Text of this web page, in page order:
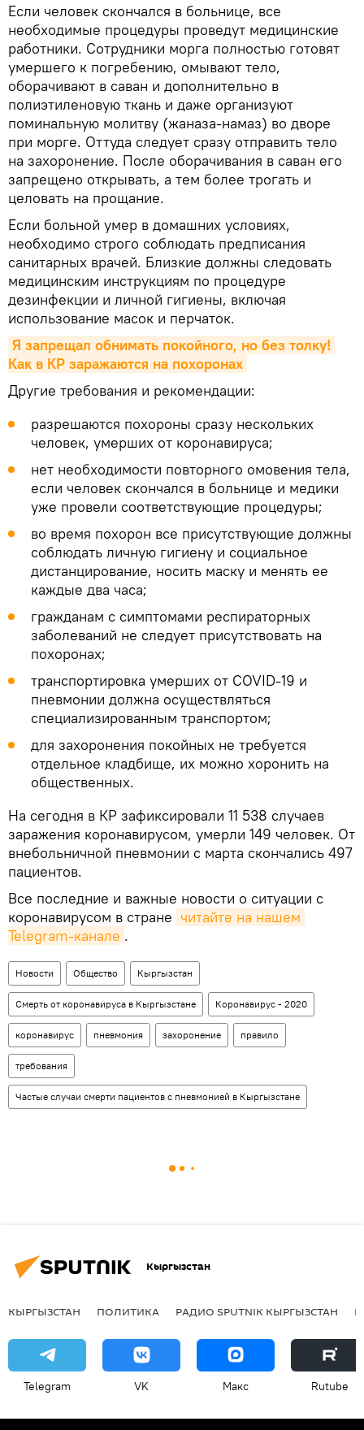
Если человек скончался в больнице, все
необходимые процедуры проведут медицинские
работники. Сотрудники морга полностью готовят
умершего к погребению, омывают тело,
оборачивают в саван и дополнительно в
полиэтиленовую ткань и даже организуют
поминальную молитву (жаназа-намаз) во дворе
при морге. Оттуда следует сразу отправить тело
на захоронение. После оборачивания в саван его
запрещено открывать, а тем более трогать и
целовать на прощание.
Если больной умер в домашних условиях,
необходимо строго соблюдать предписания
санитарных врачей. Близкие должны следовать
медицинским инструкциям по процедуре
дезинфекции и личной гигиены, включая
использование масок и перчаток.
Я запрещал обнимать покойного, но без толку!
Как в КР заражаются на похоронах
Другие требования и рекомендации:
разрешаются похороны сразу нескольких
человек, умерших от коронавируса;
нет необходимости повторного омовения тела,
если человек скончался в больнице и медики
уже провели соответствующие процедуры;
во время похорон все присутствующие должны
соблюдать личную гигиену и социальное
дистанцирование, носить маску и менять ее
каждые два часа;
гражданам с симптомами респираторных
заболеваний не следует присутствовать на
похоронах;
транспортировка умерших от COVID-19 и
пневмонии должна осуществляться
специализированным транспортом;
для захоронения покойных не требуется
отдельное кладбище, их можно хоронить на
общественных.
На сегодня в КР зафиксировали 11 538 случаев
заражения коронавирусом, умерли 149 человек. От
внебольничной пневмонии с марта скончались 497
пациентов.
Все последние и важные новости о ситуации с
коронавирусом в стране читайте на нашем
Telegram-канале .
Новости Общество Кыргызстан
Смерть от коронавируса в Кыргызстане Коронавирус - 2020
коронавирус пневмония захоронение правило
требования
Частые случаи смерти пациентов с пневмонией в Кыргызстане
Кыргызстан
КЫРГЫЗСТАН ПОЛИТИКА РАДИО SPUTNIK КЫРГЫЗСТАН
Telegram VK Макс Rutube